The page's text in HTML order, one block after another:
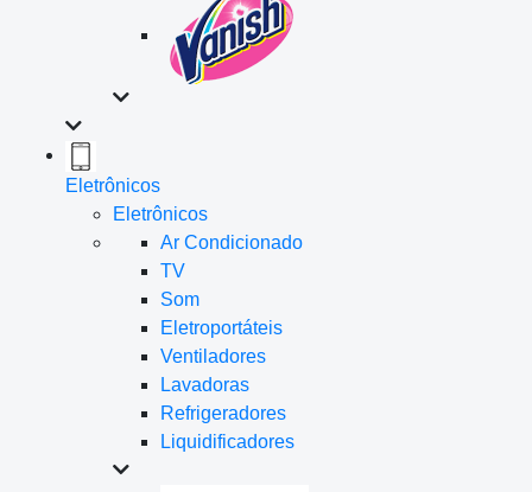
Eletrônicos
Eletrônicos
Ar Condicionado
TV
Som
Eletroportáteis
Ventiladores
Lavadoras
Refrigeradores
Liquidificadores